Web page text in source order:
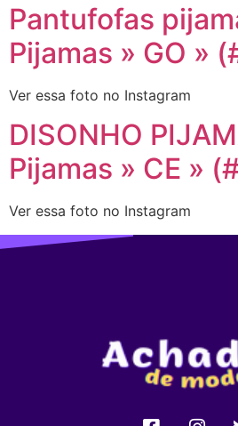
Pantufofas
Pijamas » GO »
Ver essa foto no Instagram
DISONHO
Pijamas » CE »
Ver essa foto no Instagram